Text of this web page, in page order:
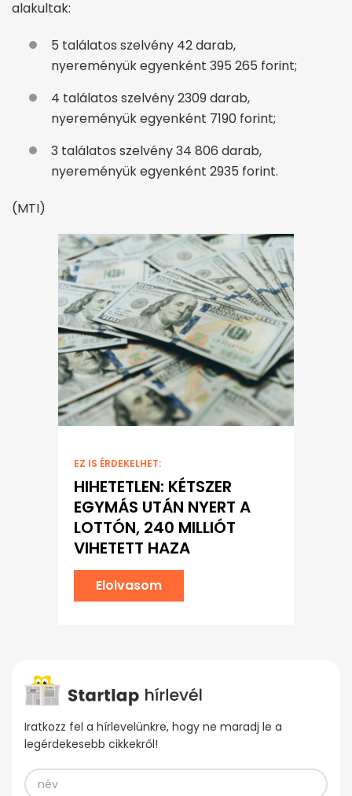
alakultak:
5 találatos szelvény 42 darab,
nyereményük egyenként 395 265 forint;
4 találatos szelvény 2309 darab,
nyereményük egyenként 7190 forint;
3 találatos szelvény 34 806 darab,
nyereményük egyenként 2935 forint.
(MTI)
EZ IS ÉRDEKELHET:
HIHETETLEN: KÉTSZER
EGYMÁS UTÁN NYERT A
LOTTÓN, 240 MILLIÓT
VIHETETT HAZA
Elolvasom
Iratkozz fel a hírlevelünkre, hogy ne maradj le a
legérdekesebb cikkekről!